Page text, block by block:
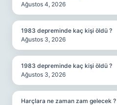
Ağustos 4, 2026
1983 depreminde kaç kişi öldü ?
Ağustos 3, 2026
1983 depreminde kaç kişi öldü ?
Ağustos 3, 2026
Harçlara ne zaman zam gelecek ?